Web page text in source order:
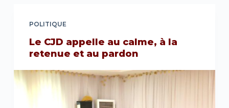
POLITIQUE
Le CJD appelle au calme, à la
retenue et au pardon